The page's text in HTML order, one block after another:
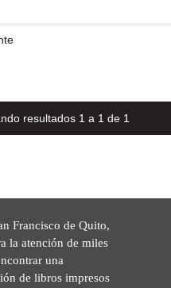
resultados 1 a 1 de 1
Francisco de Quito,
la atención de miles
una
de libros impresos